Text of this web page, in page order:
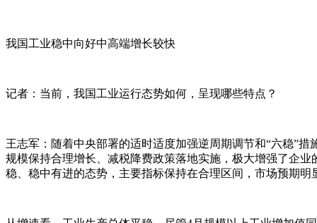
我国工业稳中向好中高端增长较快
记者：当前，我国工业运行态势如何，呈现哪些特点？
王志军：随着中央部署的适时适度加强逆周期调节和“六稳”
规模保持合理增长、减税降费政策落地实施，极大增强了企
稳、稳中有进的态势，主要指标保持在合理区间，市场预期明